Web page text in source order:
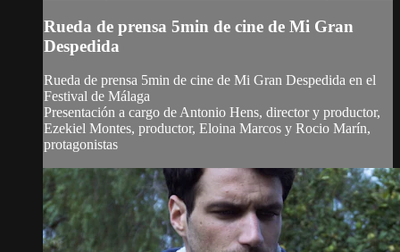
Rueda de prensa 5min de cine de Mi Gran
Despedida
Rueda de prensa 5min de cine de Mi Gran Despedida en el
Festival de Málaga
Presentación a cargo de Antonio Hens, director y productor,
Ezekiel Montes, productor, Eloina Marcos y Rocio Marín,
protagonistas